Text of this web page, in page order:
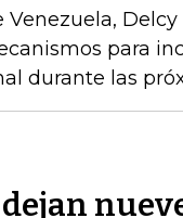
Delcy
para
durante las